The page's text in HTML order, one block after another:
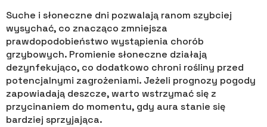
Suche i słoneczne dni pozwalają ranom szybciej
wysychać, co znacząco zmniejsza
prawdopodobieństwo wystąpienia chorób
grzybowych. Promienie słoneczne działają
dezynfekująco, co dodatkowo chroni rośliny przed
potencjalnymi zagrożeniami. Jeżeli prognozy pogody
zapowiadają deszcze, warto wstrzymać się z
przycinaniem do momentu, gdy aura stanie się
bardziej sprzyjająca.